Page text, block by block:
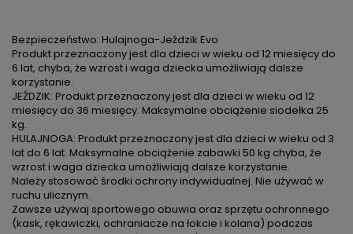
Bezpieczeństwo: Hulajnoga-Jeździk Evo
Produkt przeznaczony jest dla dzieci w wieku od 12 miesięcy do
6 lat, chyba, że wzrost i waga dziecka umożliwiają dalsze
korzystanie.
JEŹDZIK: Produkt przeznaczony jest dla dzieci w wieku od 12
miesięcy do 36 miesięcy. Maksymalne obciążenie siodełka 25
kg.
HULAJNOGA: Produkt przeznaczony jest dla dzieci w wieku od 3
lat do 6 lat. Maksymalne obciążenie zabawki 50 kg chyba, że
wzrost i waga dziecka umożliwiają dalsze korzystanie.
Należy stosować środki ochrony indywidualnej. Nie używać w
ruchu ulicznym.
Zawsze używaj sportowego obuwia oraz sprzętu ochronnego
(kask, rękawiczki, ochraniacze na łokcie i kolana) podczas